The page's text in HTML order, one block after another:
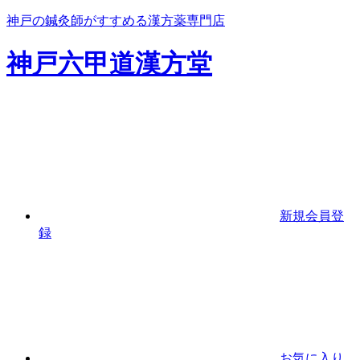
神戸の鍼灸師がすすめる漢方薬専門店
神戸六甲道漢方堂
新規会員登
録